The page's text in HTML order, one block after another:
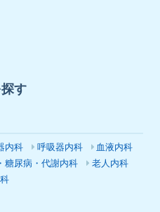
す
内科 呼吸器内科
血液内科
糖尿病・代謝内科
老人内科